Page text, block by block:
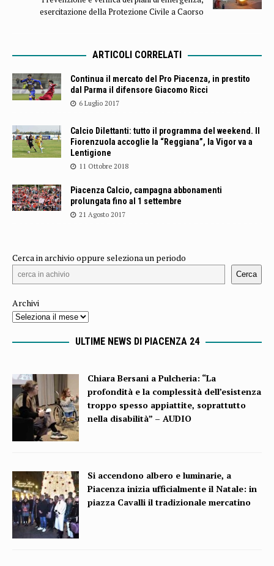
esercitazione della Protezione Civile a Caorso
ARTICOLI CORRELATI
Continua il mercato del Pro Piacenza, in prestito
dal Parma il difensore Giacomo Ricci
6 Luglio 2017
Calcio Dilettanti: tutto il programma del weekend. Il
Fiorenzuola accoglie la “Reggiana”, la Vigor va a
Lentigione
11 Ottobre 2018
Piacenza Calcio, campagna abbonamenti
prolungata fino al 1 settembre
21 Agosto 2017
Cerca in archivio oppure seleziona un periodo
Cerca
Archivi
ULTIME NEWS DI PIACENZA 24
Chiara Bersani a Pulcheria: “La
profondità e la complessità dell’esistenza
troppo spesso appiattite, soprattutto
nella disabilità” – AUDIO
Si accendono albero e luminarie, a
Piacenza inizia ufficialmente il Natale: in
piazza Cavalli il tradizionale mercatino